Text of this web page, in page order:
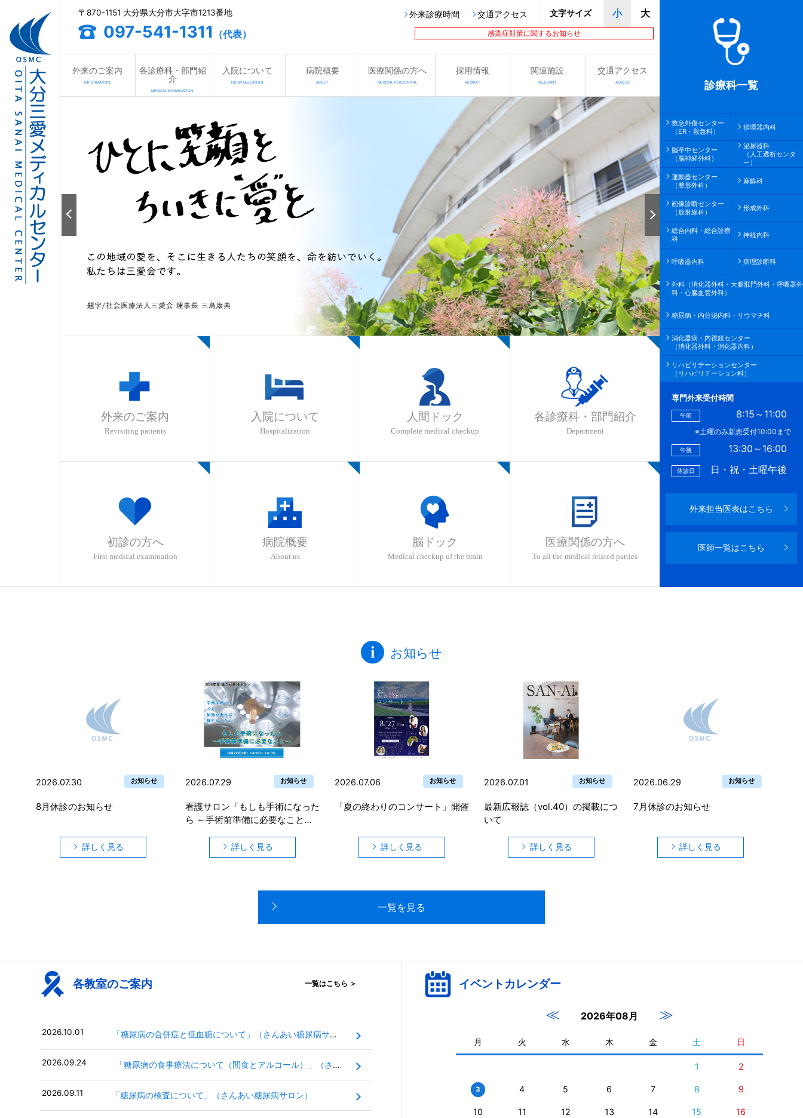
感染症対策に関するお知らせ
〒870-1151 大分県大分市大字市1213番地
097-541-1311 （代表）
外来診療時間 交通アクセス 文字サイズ 小 大
外来のご案内
INFORMATION
各診療科・部門紹
介
MEDICAL EXAMINATION
入院について
HOSPITALIZATION
病院概要
ABOUT
医療関係の方へ
MEDICAL PERSONNAL
採用情報
RECRUIT
関連施設
RELEVANT
交通アクセス
ACCESS
消化器疾患の早期発見・早期治療を。
消化器病・内視鏡センター
私たちは、充実した体制で、消化器疾患の診断から治療までを一貫して行います。
あなたの愛と笑顔が、
ちいき医療の支えになる。
採用サイトでは、募集要項・奨学金制度に加え、
三愛会のこと、三愛会における仕事のことなどをご紹介しております。
詳しくはこちら
地域の皆様とともに
安心と信頼の地域連携医療をめざして
迫りくる少子高齢化社会。
そして、医療の進歩とともに変化し続ける医療体制。
大分三愛メディカルセンターは「救急部門」と「専門診療部門」の２つを柱にした、
急性期の医療に対応できる体制を整えています。
プライバシーにも配慮した快適な検査環境
三愛総合健診センター
病院の東館に、三愛総合健診センターが開設しました。
さまざまな健康診断に加え、各種がん検診、人間ドッグ・脳ドッグを
詳しくはこちら
消化器疾患の早期発見・早期治療を。
消化器病・内視鏡センター
私たちは、充実した体制で、消化器疾患の診断から治療までを一貫して行います。
あなたの愛と笑顔が、
ちいき医療の支えになる。
採用サイトでは、募集要項・奨学金制度に加え、
三愛会のこと、三愛会における仕事のことなどをご紹介しております。
詳しくはこちら
外来のご案内
Revisiting patients
初診の方へ
First medical examination
入院について
Hospitalization
病院概要
About us
人間ドック
Complete medical checkup
脳ドック
Medical checkup of the brain
各診療科・部門紹介
Department
医療関係の方へ
To all the medical related parties
診療科一覧
救急外傷センター
（ER・救急科）
循環器内科
脳卒中センター
（脳神経外科）
泌尿器科
（人工透析センタ
ー）
運動器センター
（整形外科）
麻酔科
画像診断センター
（放射線科）
形成外科
総合内科・総合診療
科
神経内科
呼吸器内科 病理診断科
外科（消化器外科・大腸肛門外科・呼吸器外
科・心臓血管外科）
糖尿病・内分泌内科・リウマチ科
消化器病・内視鏡センター
（消化器外科・消化器内科）
リハビリテーションセンター
（リハビリテーション科）
専門外来受付時間
午前 8:15～11:00
※土曜のみ新患受付10:00まで
午後 13:30～16:00
休診日 日・祝・土曜午後
外来担当医表はこちら
医師一覧はこちら
お知らせ
2026.07.30 お知らせ
8月休診のお知らせ
詳しく見る
2026.07.29 お知らせ
看護サロン「もしも手術になった
ら ～手術前準備に必要なこと
詳しく見る
2026.07.06 お知らせ
「夏の終わりのコンサート」開催
詳しく見る
2026.07.01 お知らせ
最新広報誌（vol.40）の掲載につ
いて
詳しく見る
2026.06.29 お知らせ
7月休診のお知らせ
詳しく見る
一覧を見る
各教室のご案内 一覧はこちら ＞
2026.10.01 「糖尿病の合併症と低血糖について」（さんあい糖尿病サロン）
2026.09.24 「糖尿病の食事療法について（間食とアルコール）」（さんあい糖尿病サロン）
2026.09.11 「糖尿病の検査について」（さんあい糖尿病サロン）
イベントカレンダー
≪ 2026年08月 ≫
月 火 水 木 金 土 日
1 2
3 4 5 6 7 8 9
10 11 12 13 14 15 16